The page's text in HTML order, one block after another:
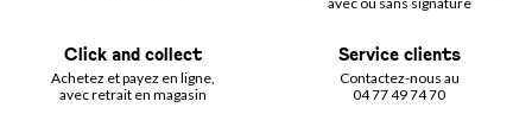
Click and collect
Achetez et payez en ligne,
avec retrait en magasin
Service clients
Contactez-nous au
04 77 49 74 70